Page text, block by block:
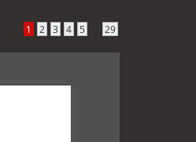
1 2 3 4 5 29